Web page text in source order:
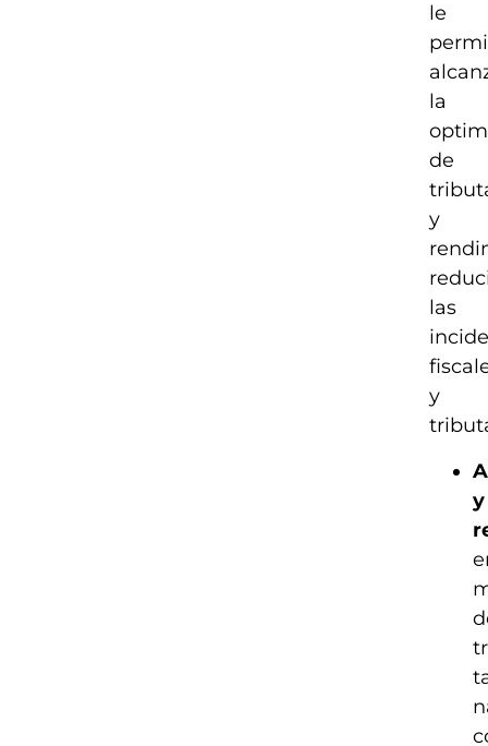
le
la
de
y
las
y
y